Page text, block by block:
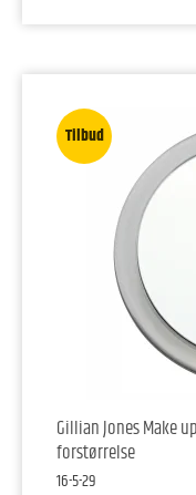
Tilbud
Gillian Jones Make
forstørrelse
16-5-29